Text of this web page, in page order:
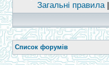
Загальні правила|
Список форумів